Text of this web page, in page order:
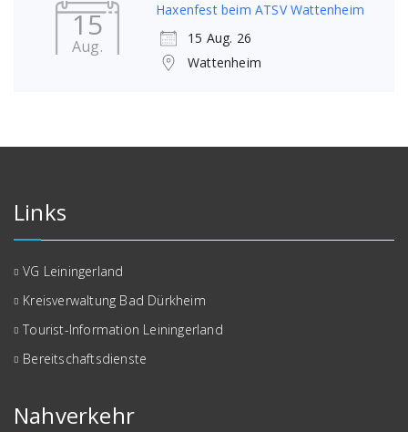
15
Aug.
Haxenfest beim ATSV Wattenheim
15 Aug. 26
Wattenheim
Links
VG Leiningerland
Kreisverwaltung Bad Dürkheim
Tourist-Information Leiningerland
Bereitschaftsdienste
Nahverkehr